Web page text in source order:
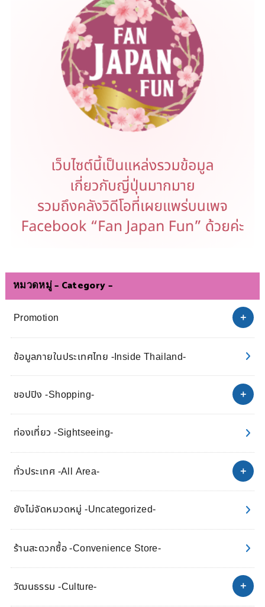
หมวดหมู่ – Category –
Promotion
ข้อมูลภายในประเทศไทย -Inside Thailand-
ชอปปิง -Shopping-
ท่องเที่ยว -Sightseeing-
ทั่วประเทศ -All Area-
ยังไม่จัดหมวดหมู่ -Uncategorized-
ร้านสะดวกซื้อ -Convenience Store-
วัฒนธรรม -Culture-